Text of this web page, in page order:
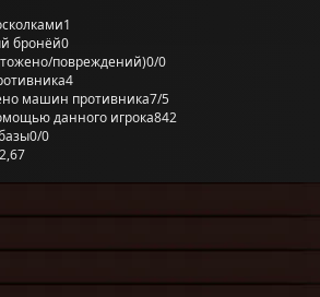
1
бронёй0
повреждений)0/0
4
машин противника7/5
данного игрока842
0/0
2,67